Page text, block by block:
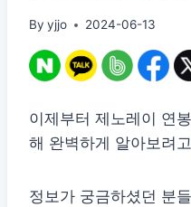
By yjjo 2024-06-13
이제부터 제노레이 연
해 완벽하게 알아보려
정보가 궁금하셨던 분